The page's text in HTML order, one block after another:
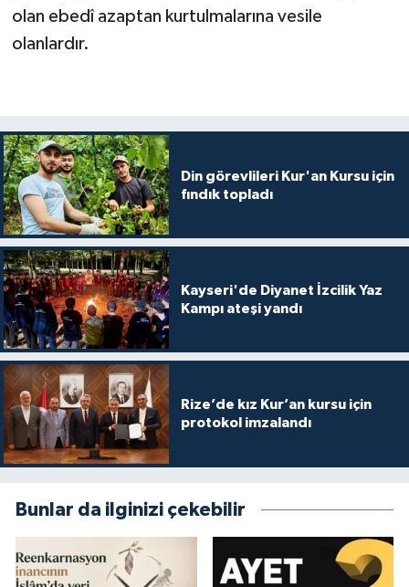
olan ebedî azaptan kurtulmalarına vesile
olanlardır.
Din görevlileri Kur'an Kursu için
fındık topladı
Kayseri'de Diyanet İzcilik Yaz
Kampı ateşi yandı
Rize’de kız Kur’an kursu için
protokol imzalandı
Bunlar da ilginizi çekebilir